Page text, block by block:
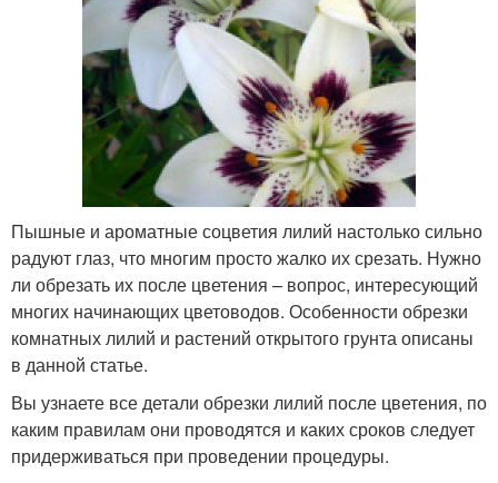
Пышные и ароматные соцветия лилий настолько сильно
радуют глаз, что многим просто жалко их срезать. Нужно
ли обрезать их после цветения – вопрос, интересующий
многих начинающих цветоводов. Особенности обрезки
комнатных лилий и растений открытого грунта описаны
в данной статье.
Вы узнаете все детали обрезки лилий после цветения, по
каким правилам они проводятся и каких сроков следует
придерживаться при проведении процедуры.